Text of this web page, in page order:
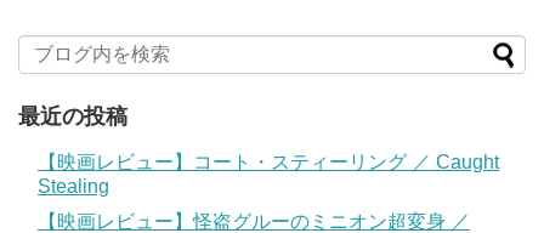
最近の投稿
【映画レビュー】コート・スティーリング ／ Caught
Stealing
【映画レビュー】怪盗グルーのミニオン超変身 ／